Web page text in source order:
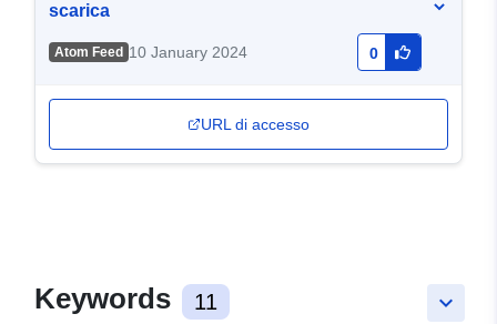
scarica
Atom Feed 10 January 2024 0
URL di accesso
keyboard_arrow_down
Keywords 11